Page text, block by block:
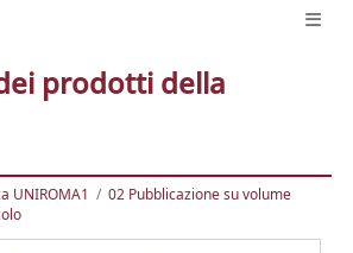
prodotti della
UNIROMA1
02 Pubblicazione su volume